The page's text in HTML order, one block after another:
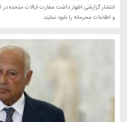
انتشار گزارشی اظهار داشت سفارت ایالات متحده در
و اطلاعات محرمانه را نابود نمایند.